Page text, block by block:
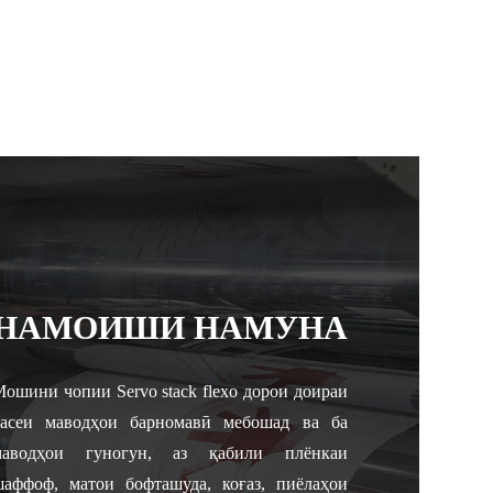
НАМУНА
чопии Servo stack flexo дорои доираи
маводҳои барномавӣ мебошад ва ба
гуногун, аз қабили плёнкаи
матои бофташуда, коғаз, пиёлаҳои